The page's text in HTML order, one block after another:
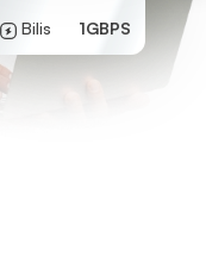
Bilis 1GBPS